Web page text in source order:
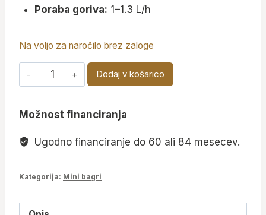
Poraba goriva: 1–1.3 L/h
Na voljo za naročilo brez zaloge
Mini
bager
s
motorjem
X
Dodaj v košarico
Možnost financiranja
Ugodno financiranje do 60 ali 84 mesecev.
Kategorija: Mini bagri